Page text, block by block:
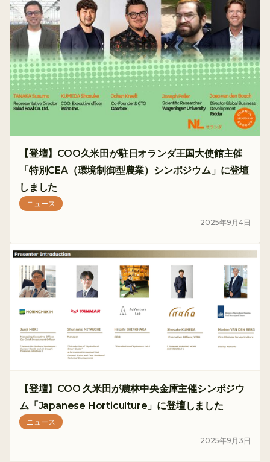
【登壇】COO久米田が駐日オランダ王国大使館主催
「特別CEA（環境制御型農業）シンポジウム」に登壇
しました
ニュース
2025年9 月4日
【登壇】COO 久米田が農林中央金庫主催シンポジウ
ム「Japanese Horticulture」に登壇しました
ニュース
2025年9 月 3 日